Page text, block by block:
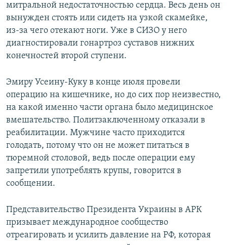
митральной недостаточностью сердца. Весь день он
вынужден стоять или сидеть на узкой скамейке,
из-за чего отекают ноги. Уже в СИЗО у него
диагностировали гонартроз суставов нижних
конечностей второй ступени.
Эмиру Усеину-Куку в конце июля провели
операцию на кишечнике, но до сих пор неизвестно,
на какой именно части органа было медицинское
вмешательство. Политзаключенному отказали в
реабилитации. Мужчине часто приходится
голодать, потому что он не может питаться в
тюремной столовой, ведь после операции ему
запретили употреблять крупы, говорится в
сообщении.
Представительство Президента Украины в АРК
призывает международное сообщество
отреагировать и усилить давление на РФ, которая